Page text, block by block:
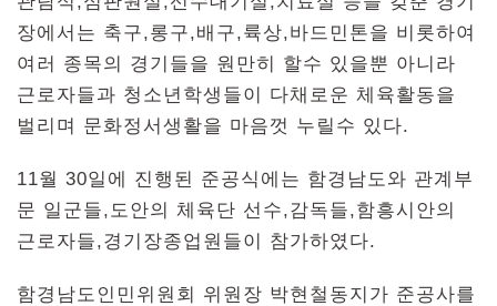
장에서는 축구,롱구,배구,륙상,바드민톤을 비롯하여
여러 종목의 경기들을 원만히 할수 있을뿐 아니라
근로자들과 청소년학생들이 다채로운 체육활동을
벌리며 문화정서생활을 마음껏 누릴수 있다.
11월 30일에 진행된 준공식에는 함경남도와 관계부
문 일군들,도안의 체육단 선수,감독들,함흥시안의
근로자들,경기장종업원들이 참가하였다.
함경남도인민위원회 위원장 박현철동지가 준공사를